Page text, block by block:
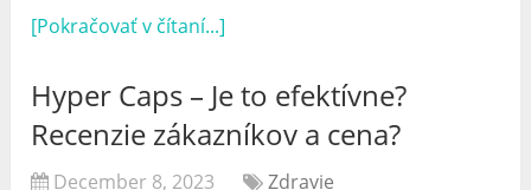
[Pokračovať v čítaní...]
Hyper Caps – Je to efektívne?
Recenzie zákazníkov a cena?
December 8, 2023 Zdravie